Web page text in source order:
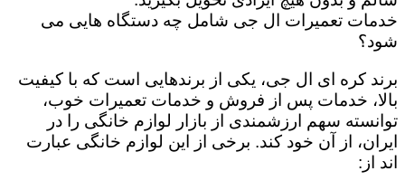
خدمات تعمیرات ال جی شامل چه دستگاه هایی می
شود؟
برند کره ای ال جی، یکی از برندهایی است که با کیفیت
بالا، خدمات پس از فروش و خدمات تعمیرات خوب،
توانسته سهم ارزشمندی از بازار لوازم خانگی را در
ایران، از آن خود کند. برخی از این لوازم خانگی عبارت
اند از: